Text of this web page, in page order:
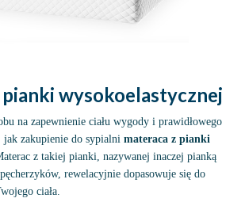
wysokoelastycznej
na zapewnienie ciału wygody i prawidłowego
jak zakupienie do sypialni materaca z pianki
z takiej pianki, nazywanej inaczej pianką
rewelacyjnie dopasowuje się do
ciała.